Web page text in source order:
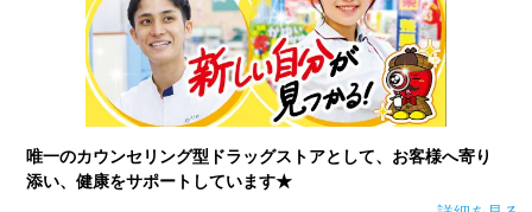
唯一のカウンセリング型ドラッグストアとして、お客様へ寄り
添い、健康をサポートしています★